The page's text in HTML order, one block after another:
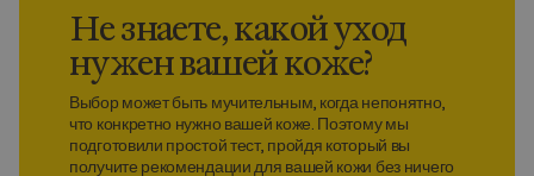
Не знаете, какой уход
нужен вашей коже?
Выбор может быть мучительным, когда непонятно,
что конкретно нужно вашей коже. Поэтому мы
подготовили простой тест, пройдя который вы
получите рекомендации для вашей кожи без ничего